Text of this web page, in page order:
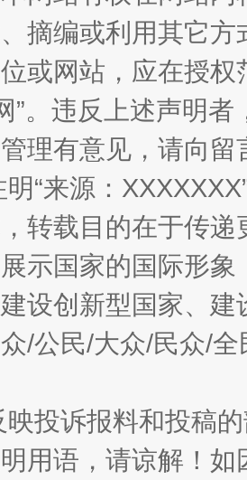
好声名
、麦地、白藏房 除
摘编或利用其它
或网站，应在授
”。违反上述声明
理有意见，请向
明“来源：
转载目的在于传
示国家的国际形
设创新型国家、
/公民/大众/民众/
映投诉报料和投稿
用语，请谅解！